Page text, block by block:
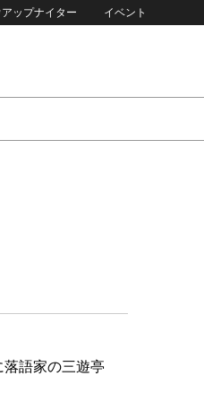
ップナイター イベント
語家の三遊亭